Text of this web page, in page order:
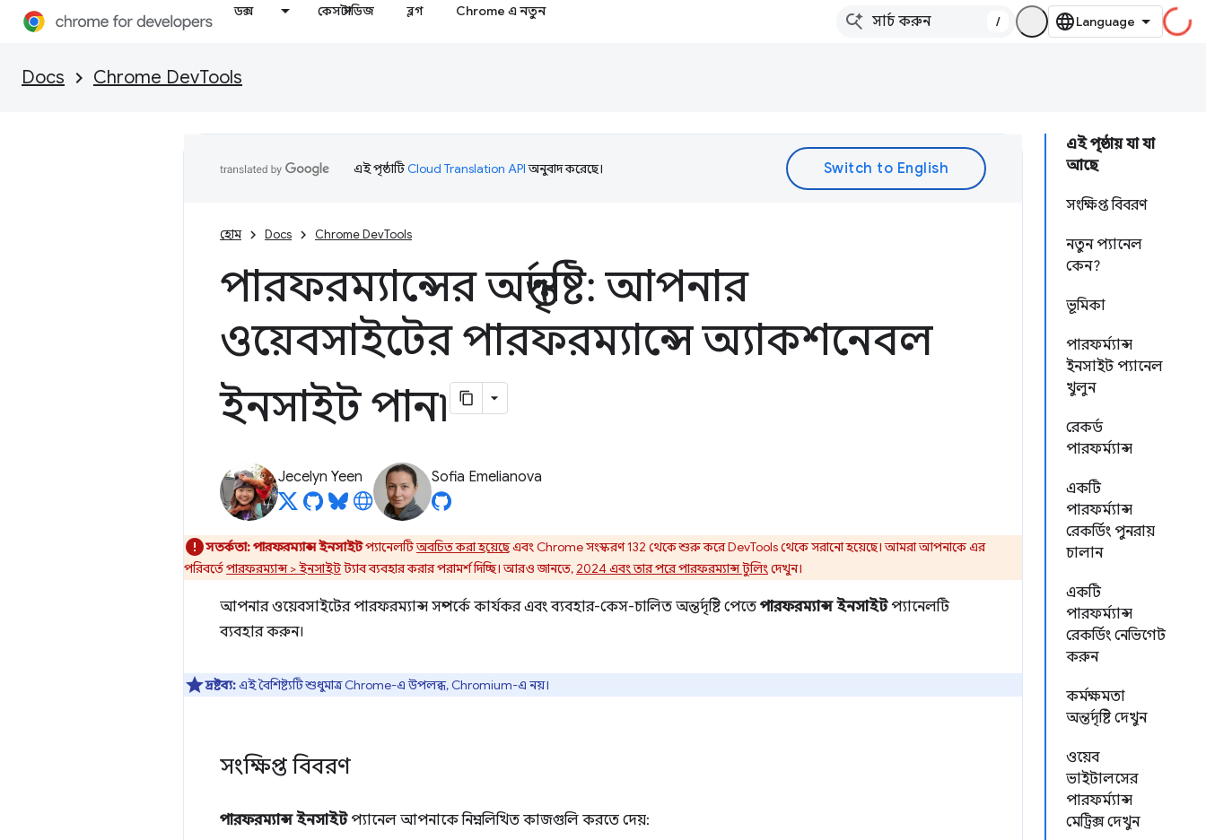
ডক্স কেস স্টাডিজ ব্লগ Chrome এ নতুন
/
Docs Chrome DevTools
এই পৃষ্ঠায় যা যা
আছে
সংক্ষিপ্ত বিবরণ
নতুন প্যানেল
কেন?
ভূমিকা
পারফর্ম্যান্স
ইনসাইট প্যানেল
খুলুন
রেকর্ড
পারফর্ম্যান্স
একটি
পারফর্ম্যান্স
রেকর্ডিং পুনরায়
চালান
একটি
পারফর্ম্যান্স
রেকর্ডিং নেভিগেট
করুন
কর্মক্ষমতা
অন্তর্দৃষ্টি দেখুন
ওয়েব
ভাইটালসের
পারফর্ম্যান্স
মেট্রিক্স দেখুন
এই পৃষ্ঠাটিCloud Translation APIঅনুবাদ করেছে।
হোম Docs Chrome DevTools
পারফরম্যান্সের অন্তর্দৃষ্টি: আপনার
ওয়েবসাইটের পারফরম্যান্সে অ্যাকশনেবল
ইনসাইট পান৷
Jecelyn Yeen Sofia Emelianova
সতর্কতা:পারফরম্যান্স ইনসাইটপ্যানেলটিঅবচিত করা হয়েছেএবং Chrome সংস্করণ 132 থেকে শুরু করে DevTools থেকে সরানো হয়েছে। আমরা আপনাকে এর
পরিবর্তেপারফরম্যান্স > ইনসাইটট্যাব ব্যবহার করার পরামর্শ দিচ্ছি। আরও জানতে, 2024 এবং তার পরে পারফরম্যান্স টুলিংদেখুন।
আপনার ওয়েবসাইটের পারফরম্যান্স সম্পর্কে কার্যকর এবং ব্যবহার-কেস-চালিত অন্তর্দৃষ্টি পেতে পারফরম্যান্স ইনসাইটপ্যানেলটি
ব্যবহার করুন।
দ্রষ্টব্য:এই বৈশিষ্ট্যটি শুধুমাত্র Chrome-এ উপলব্ধ, Chromium-এ নয়।
সংক্ষিপ্ত বিবরণ
পারফরম্যান্স ইনসাইটপ্যানেল আপনাকে নিম্নলিখিত কাজগুলি করতে দেয়: